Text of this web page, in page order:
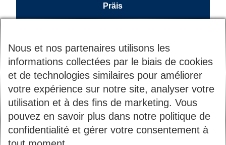
Nous et nos partenaires utilisons les
informations collectées par le biais de cookies
et de technologies similaires pour améliorer
votre expérience sur notre site, analyser votre
utilisation et à des fins de marketing. Vous
pouvez en savoir plus dans notre politique de
confidentialité et gérer votre consentement à
Präis
Informations
Contact